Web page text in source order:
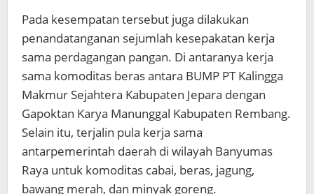
Pada kesempatan tersebut juga dilakukan
penandatanganan sejumlah kesepakatan kerja
sama perdagangan pangan. Di antaranya kerja
sama komoditas beras antara BUMP PT Kalingga
Makmur Sejahtera Kabupaten Jepara dengan
Gapoktan Karya Manunggal Kabupaten Rembang.
Selain itu, terjalin pula kerja sama
antarpemerintah daerah di wilayah Banyumas
Raya untuk komoditas cabai, beras, jagung,
bawang merah, dan minyak goreng.